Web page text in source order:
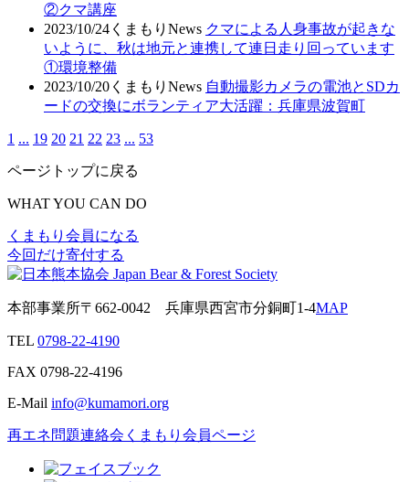
②クマ講座
2023/10/24 くまもりNews クマによる人身事故が起きな
いように、秋は地元と連携して連日走り回っています
①環境整備
2023/10/20 くまもりNews 自動撮影カメラの電池とSDカ
ードの交換にボランティア大活躍：兵庫県波賀町
1 ... 19 20 21 22 23 ... 53
ページトップに戻る
WHAT YOU CAN DO
くまもり会員になる
今回だけ寄付する
本部事業所〒662-0042 兵庫県西宮市分銅町1-4MAP
TEL 0798-22-4190
FAX 0798-22-4196
E-Mail info@kumamori.org
再エネ問題連絡会 くまもり会員ページ